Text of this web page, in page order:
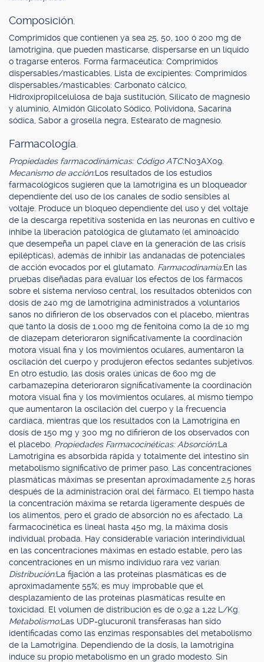
Composición.
Comprimidos que contienen ya sea 25, 50, 100 ó 200 mg de
lamotrigina, que pueden masticarse, dispersarse en un líquido
o tragarse enteros. Forma farmacéutica: Comprimidos
dispersables/masticables. Lista de excipientes: Comprimidos
dispersables/masticables: Carbonato cálcico,
Hidroxipropilcelulosa de baja sustitución, Silicato de magnesio
y aluminio, Almidón Glicolato Sódico, Polividona, Sacarina
sódica, Sabor a grosella negra, Estearato de magnesio.
Farmacología.
Propiedades farmacodinámicas: Código ATC:N03AX09.
Mecanismo de acción:Los resultados de los estudios
farmacológicos sugieren que la lamotrigina es un bloqueador
dependiente del uso de los canales de sodio sensibles al
voltaje. Produce un bloqueo dependiente del uso y del voltaje
de la descarga repetitiva sostenida en las neuronas en cultivo e
inhibe la liberación patológica de glutamato (el aminoácido
que desempeña un papel clave en la generación de las crisis
epilépticas), además de inhibir las andanadas de potenciales
de acción evocados por el glutamato. Farmacodinamia:En las
pruebas diseñadas para evaluar los efectos de los fármacos
sobre el sistema nervioso central, los resultados obtenidos con
dosis de 240 mg de lamotrigina administrados a voluntarios
sanos no difirieron de los observados con el placebo, mientras
que tanto la dosis de 1.000 mg de fenitoína como la de 10 mg
de diazepam deterioraron significativamente la coordinación
motora visual fina y los movimientos oculares, aumentaron la
oscilación del cuerpo y produjeron efectos sedantes subjetivos.
En otro estudio, las dosis orales únicas de 600 mg de
carbamazepina deterioraron significativamente la coordinación
motora visual fina y los movimientos oculares, al mismo tiempo
que aumentaron la oscilación del cuerpo y la frecuencia
cardíaca, mientras que los resultados con la Lamotrigina en
dosis de 150 mg y 300 mg no difirieron de los observados con
el placebo. Propiedades Farmacocinéticas: Absorción:La
Lamotrigina es absorbida rápida y totalmente del intestino sin
metabolismo significativo de primer paso. Las concentraciones
plasmáticas máximas se presentan aproximadamente 2,5 horas
después de la administración oral del fármaco. El tiempo hasta
la concentración máxima se retarda ligeramente después de
los alimentos, pero el grado de absorción no es afectado. La
farmacocinética es lineal hasta 450 mg, la máxima dosis
individual probada. Hay considerable variación interindividual
en las concentraciones máximas en estado estable, pero las
concentraciones en un mismo individuo rara vez varían.
Distribución:La fijación a las proteínas plasmáticas es de
aproximadamente 55%; es muy improbable que el
desplazamiento de las proteínas plasmáticas resulte en
toxicidad. El volumen de distribución es de 0,92 a 1,22 L/Kg.
Metabolismo:Las UDP-glucuronil transferasas han sido
identificadas como las enzimas responsables del metabolismo
de la Lamotrigina. Dependiendo de la dosis, la lamotrigina
induce su propio metabolismo en un grado modesto. Sin